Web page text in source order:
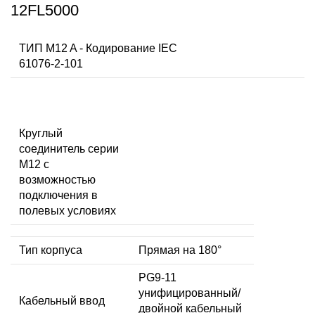
12FL5000
ТИП M12 A - Кодирование IEC
61076-2-101
Круглый
соединитель серии
M12 с
возможностью
подключения в
полевых условиях
Тип корпуса Прямая на 180°
Кабельный ввод
PG9-11
унифицированный/
двойной кабельный